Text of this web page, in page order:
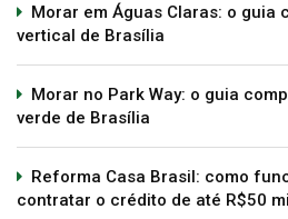
Morar em Águas Claras: o guia
vertical de Brasília
Morar no Park Way: o guia
verde de Brasília
Reforma Casa Brasil: como
contratar o crédito de até R$50